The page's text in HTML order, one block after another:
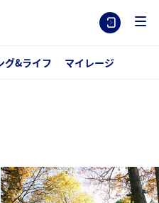
グ&ライフ マイレージ